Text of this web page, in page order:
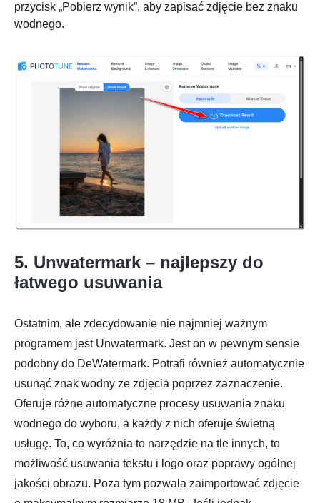
przycisk „Pobierz wynik”, aby zapisać zdjęcie bez znaku
wodnego.
5. Unwatermark – najlepszy do
łatwego usuwania
Ostatnim, ale zdecydowanie nie najmniej ważnym
programem jest Unwatermark. Jest on w pewnym sensie
podobny do DeWatermark. Potrafi również automatycznie
usunąć znak wodny ze zdjęcia poprzez zaznaczenie.
Oferuje różne automatyczne procesy usuwania znaku
wodnego do wyboru, a każdy z nich oferuje świetną
usługę. To, co wyróżnia to narzędzie na tle innych, to
możliwość usuwania tekstu i logo oraz poprawy ogólnej
jakości obrazu. Poza tym pozwala zaimportować zdjęcie